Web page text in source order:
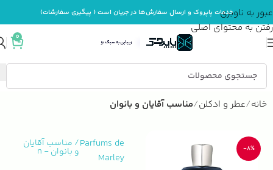
عبور به ناوبری
رفتن به محتوای اصلی
خدمات پاپروک و ارسال سفارش‌ها در جریان است ( پیگیری سفارشات)
0
خانه عطر و ادکلن مناسب آقایان و بانوان
-8%
Parfums de
Marley
/ مناسب آقایان
و بانوان-
n